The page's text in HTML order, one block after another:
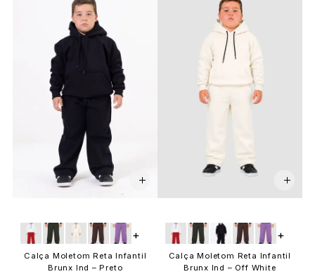
Calça Moletom Reta Infantil
Brunx Ind – Preto
+
Calça Moletom Reta Infantil
Brunx Ind – Off White
+